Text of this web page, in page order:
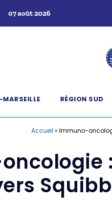
07 août 2026
RÉGION SUD
Accueil » Immuno-